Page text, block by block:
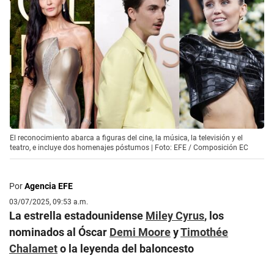
El reconocimiento abarca a figuras del cine, la música, la televisión y el
teatro, e incluye dos homenajes póstumos | Foto: EFE / Composición EC
PorAgencia EFE
03/07/2025, 09:53 a.m.
La estrella estadounidense Miley Cyrus, los
nominados al Óscar Demi MooreyTimothée
Chalameto la leyenda del baloncesto